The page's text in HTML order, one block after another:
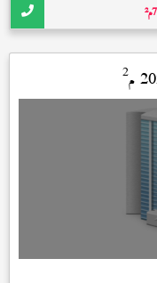
م²
2